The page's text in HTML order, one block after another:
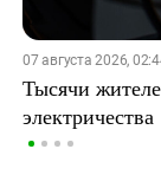
07 августа 2026,
Тысячи
электричества